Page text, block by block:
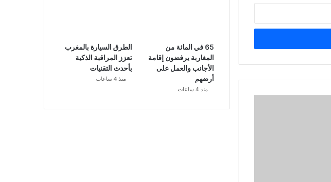
65 في المائة من
المغاربة يرفضون إقامة
الأجانب والعمل على
أرضهم
منذ 4 ساعات
الطرق السيارة بالمغرب
تعزز المراقبة الذكية
بأحدث التقنيات
منذ 4 ساعات